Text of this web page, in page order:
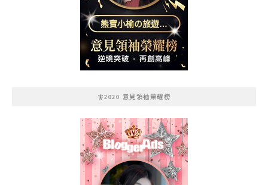
熊寶小榆の旅遊日
記
🧚2020 意見領袖榮耀榜